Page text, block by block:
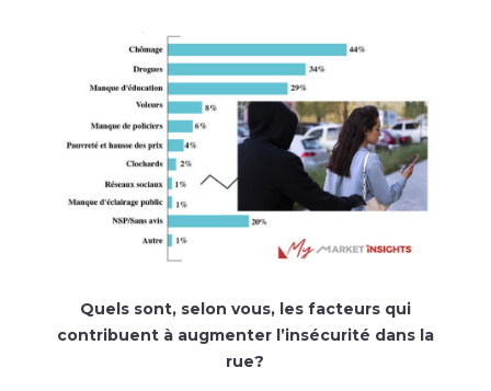
Quels sont, selon vous, les facteurs qui
contribuent à augmenter l’insécurité dans la
rue?